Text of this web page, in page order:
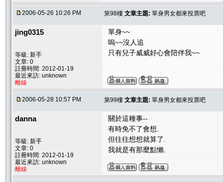
2006-05-26 10:26 PM 第98樓 文章主題: 單身男女都來投票吧
jing0315
等級: 新手
文章: 0
註冊時間: 2012-01-19
最近來訪: unknown
離線
單身~~
嗚~~沒人追
只有兒子威威好心會陪伴我~~
2006-05-28 10:57 PM 第99樓 文章主題: 單身男女都來投票吧
danna
等級: 新手
文章: 0
註冊時間: 2012-01-19
最近來訪: unknown
離線
關於這種事--
有時免不了會想.
但往往想想就算了.
我就是有那麼點懶.